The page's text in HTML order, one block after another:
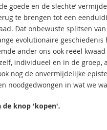
goede en de slechte’
te brengen tot een
Dat onbewuste splitsen
evolutionaire
ander ons ook reëel
individueel en in de groep,
nog de onvermijdelijke
noodgedwongen in wat we
de knop 'kopen'.